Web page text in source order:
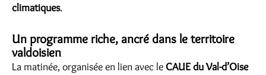
climatiques.
Un programme riche, ancré dans le territoire
valdoisien
La matinée, organisée en lien avec leCAUE du Val-d’Oise